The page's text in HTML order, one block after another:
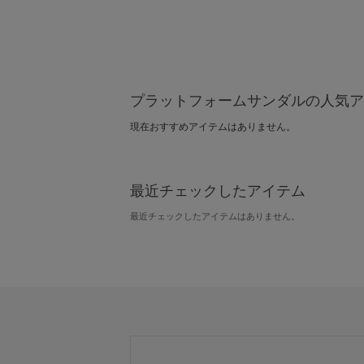
プラットフォームサンダルの人気
現在おすすめアイテムはありません。
最近チェックしたアイテム
最近チェックしたアイテムはありません。